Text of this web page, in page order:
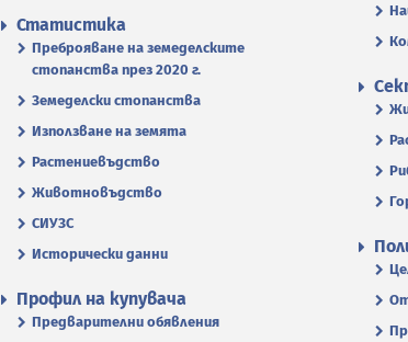
Статистика
Преброяване на земеделските
стопанства през 2020 г.
Земеделски стопанства
Използване на земята
Растениевъдство
Животновъдство
СИУЗС
Исторически данни
Профил на купувача
Предварителни обявления